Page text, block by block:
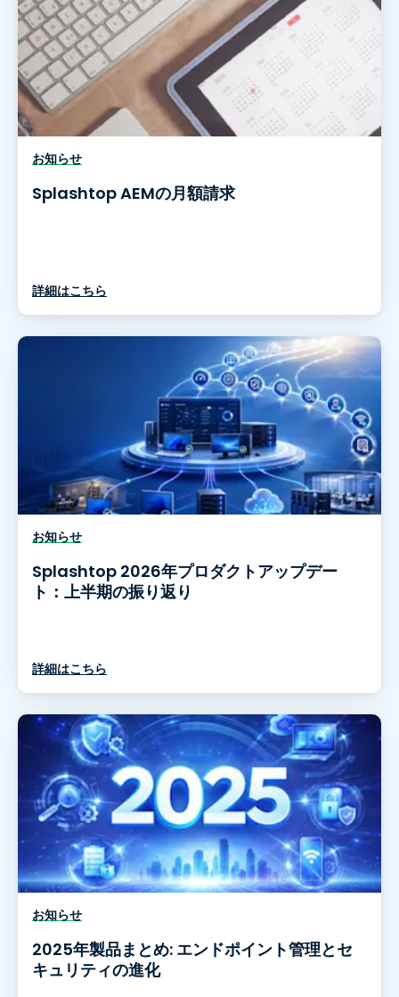
お知らせ
Splashtop AEMの月額請求
詳細はこちら
お知らせ
Splashtop 2026年プロダクトアップデー
ト：上半期の振り返り
詳細はこちら
お知らせ
2025年製品まとめ: エンドポイント管理とセ
キュリティの進化